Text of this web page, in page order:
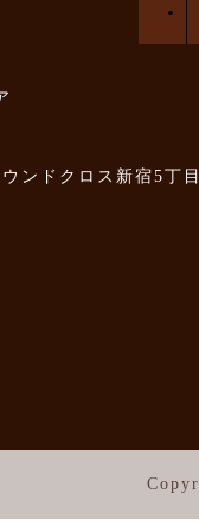
ンドクロス新宿5丁